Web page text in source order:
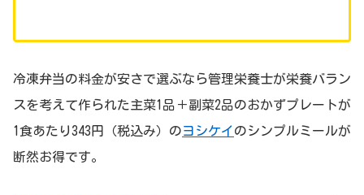
冷凍弁当の料金が安さで選ぶなら管理栄養士が栄養バラン
スを考えて作られた主菜1品＋副菜2品のおかずプレートが
1食あたり343円（税込み）のヨシケイ のシンプルミールが
断然お得です。